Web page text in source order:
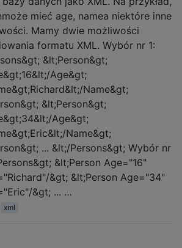
mieć age, namea niektóre inne
Mamy dwie możliwości
formatu XML. Wybór nr 1:
&lt;Person&gt;
Age&gt;
Name&gt;
&lt;Person&gt;
Age&gt;
Name&gt;
... &lt;/Persons&gt; Wybór nr
&lt;Person Age="16"
&gt; &lt;Person Age="34"
&gt; ... …
xml